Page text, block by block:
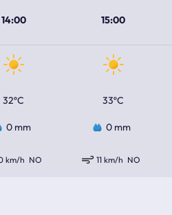
14:00 15:00
32ºC 33ºC
0 mm 0 mm
km/h NO 11 km/h NO